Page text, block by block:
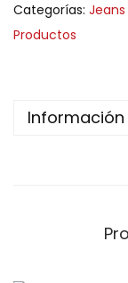
Categorías:
Productos